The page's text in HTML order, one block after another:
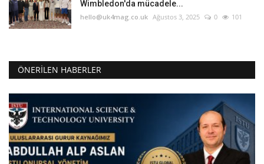
Wimbledon'da mücadele...
hello@uk4mag.co.uk Ağustos 3, 2025 0 101
ÖNERILEN HABERLER